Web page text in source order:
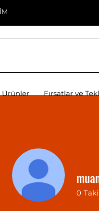
Ürünler Fırsatlar ve
0